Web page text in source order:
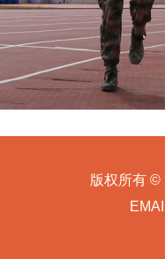
版权所有 ©